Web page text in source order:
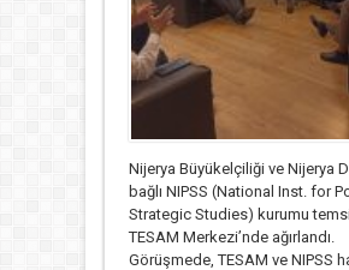
Nijerya Büyükelçiliği ve Nijerya
bağlı NIPSS (National Inst. for
Strategic Studies) kurumu
TESAM Merkezi’nde ağırlandı.
Görüşmede, TESAM ve NIPSS